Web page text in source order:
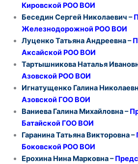
Кировской РОО ВОИ
Беседин Сергей Николаевич –
Железнодорожной РОО ВОИ
Луценко Татьяна Андреевна –
Аксайской РОО ВОИ
Тартышникова Наталья
Азовской РОО ВОИ
Игнатущенко Галина
Азовской ГОО ВОИ
Ваниева Галина Михайловна –
Батайской ГОО ВОИ
Гаранина Татьяна Викторовна –
Боковской РОО ВОИ
Ерохина Нина Марковна –